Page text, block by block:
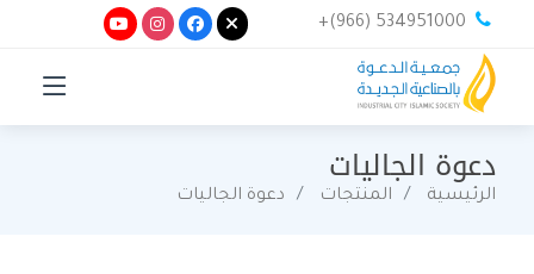
+(966) 534951000
دعوة الجاليات
الرئيسية المنتجات دعوة الجاليات